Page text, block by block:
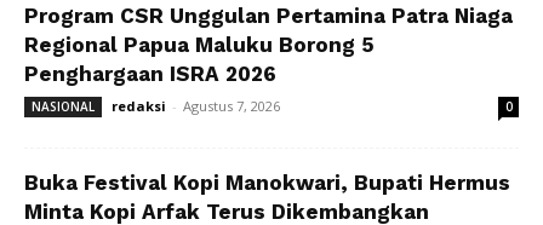
Program CSR Unggulan Pertamina Patra Niaga
Regional Papua Maluku Borong 5
Penghargaan ISRA 2026
NASIONAL redaksi - Agustus 7, 2026 0
Buka Festival Kopi Manokwari, Bupati Hermus
Minta Kopi Arfak Terus Dikembangkan